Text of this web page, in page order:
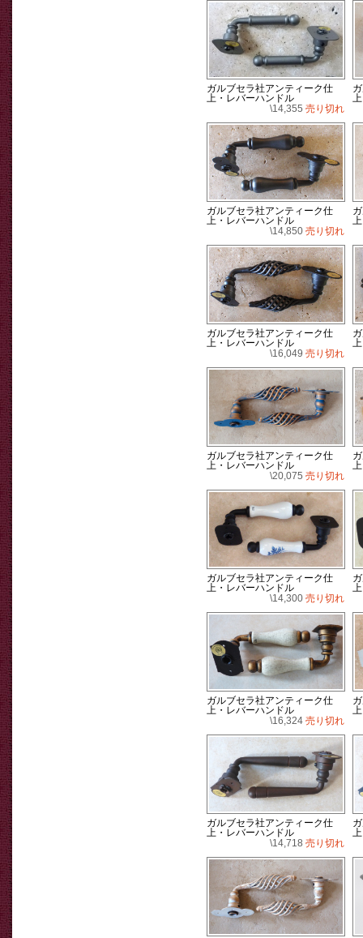
ガルブセラ社アンティーク仕
上・レバーハンドル
\14,355 売り切れ
ガルブセラ社アンティーク仕
上・レバーハンドル
\14,850 売り切れ
ガルブセラ社アンティーク仕
上・レバーハンドル
\16,049 売り切れ
ガルブセラ社アンティーク仕
上・レバーハンドル
\20,075 売り切れ
ガルブセラ社アンティーク仕
上・レバーハンドル
\14,300 売り切れ
ガルブセラ社アンティーク仕
上・レバーハンドル
\16,324 売り切れ
ガルブセラ社アンティーク仕
上・レバーハンドル
\14,718 売り切れ